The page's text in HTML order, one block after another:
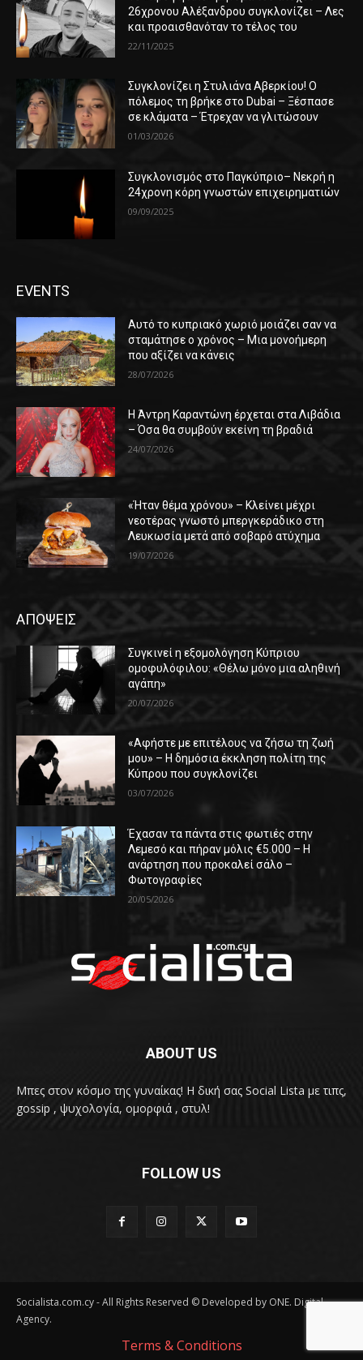
26χρονου Αλέξανδρου συγκλονίζει – Λες
και προαισθανόταν το τέλος του
22/11/2025
Συγκλονίζει η Στυλιάνα Αβερκίου! Ο
πόλεμος τη βρήκε στο Dubai – Ξέσπασε
σε κλάματα – Έτρεχαν να γλιτώσουν
01/03/2026
Συγκλονισμός στο Παγκύπριο– Νεκρή η
24χρονη κόρη γνωστών επιχειρηματιών
09/09/2025
EVENTS
Αυτό το κυπριακό χωριό μοιάζει σαν να
σταμάτησε ο χρόνος – Μια μονοήμερη
που αξίζει να κάνεις
28/07/2026
Η Άντρη Καραντώνη έρχεται στα Λιβάδια
– Όσα θα συμβούν εκείνη τη βραδιά
24/07/2026
«Ήταν θέμα χρόνου» – Κλείνει μέχρι
νεοτέρας γνωστό μπεργκεράδικο στη
Λευκωσία μετά από σοβαρό ατύχημα
19/07/2026
ΑΠΟΨΕΙΣ
Συγκινεί η εξομολόγηση Κύπριου
ομοφυλόφιλου: «Θέλω μόνο μια αληθινή
αγάπη»
20/07/2026
«Αφήστε με επιτέλους να ζήσω τη ζωή
μου» – Η δημόσια έκκληση πολίτη της
Κύπρου που συγκλονίζει
03/07/2026
Έχασαν τα πάντα στις φωτιές στην
Λεμεσό και πήραν μόλις €5.000 – Η
ανάρτηση που προκαλεί σάλο –
Φωτογραφίες
20/05/2026
ABOUT US
Μπες στον κόσμο της γυναίκας! H δική σας Social Lista με τιπς,
gossip , ψυχολογία, ομορφιά , στυλ!
FOLLOW US
Socialista.com.cy - All Rights Reserved © Developed by ONE. Digital
Agency.
Terms & Conditions